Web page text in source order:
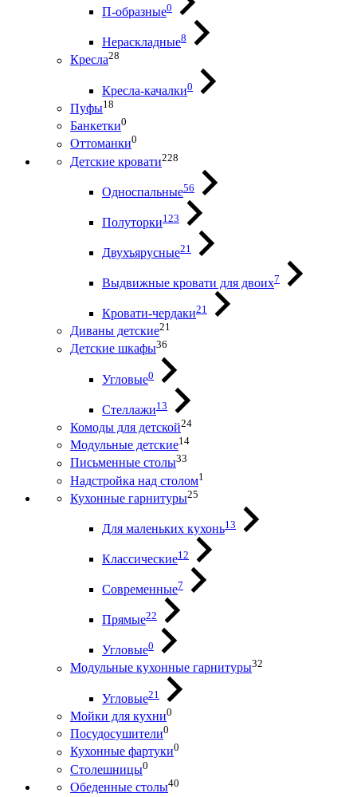
П-образные0
Нераскладные8
Кресла28
Кресла-качалки0
Пуфы18
Банкетки0
Оттоманки0
Детские кровати228
Односпальные56
Полуторки123
Двухъярусные21
Выдвижные кровати для двоих7
Кровати-чердаки21
Диваны детские21
Детские шкафы36
Угловые0
Стеллажи13
Комоды для детской24
Модульные детские14
Письменные столы33
Надстройка над столом1
Кухонные гарнитуры25
Для маленьких кухонь13
Классические12
Современные7
Прямые22
Угловые0
Модульные кухонные гарнитуры32
Угловые21
Мойки для кухни0
Посудосушители0
Кухонные фартуки0
Столешницы0
Обеденные столы40